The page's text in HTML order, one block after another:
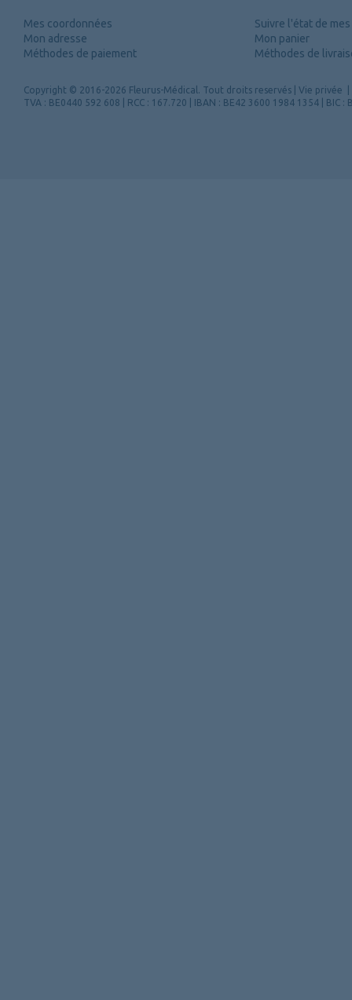
Mes coordonnées
Mon adresse
Méthodes de paiement
Suivre l'état de
Mon panier
Méthodes de
Copyright © 2016-2026 Fleurus-Médical. Tout droits reservés Vie privée
TVA : BE0440 592 608 | RCC : 167.720 | IBAN : BE42 3600 1984 1354 | BIC :